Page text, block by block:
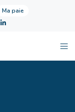
Ma paie